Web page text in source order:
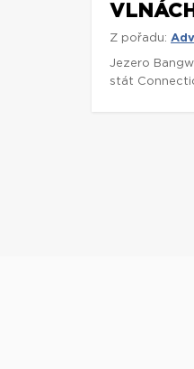
VLNÁCH
Z pořadu:
Jezero
stát